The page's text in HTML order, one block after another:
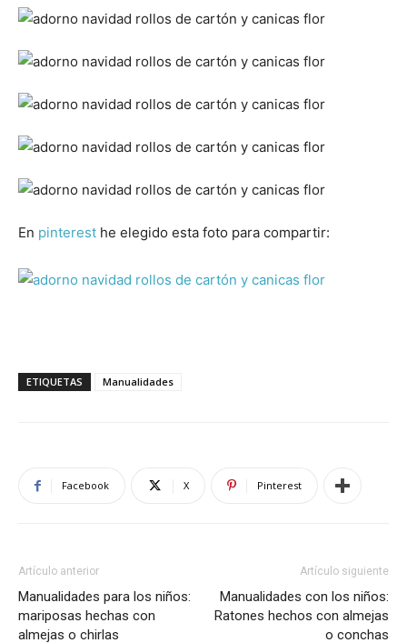
En pinterest he elegido esta foto para compartir:
ETIQUETAS Manualidades
Facebook X Pinterest
Artículo anterior
Manualidades para los niños:
mariposas hechas con
almejas o chirlas
Artículo siguiente
Manualidades con los niños:
Ratones hechos con almejas
o conchas